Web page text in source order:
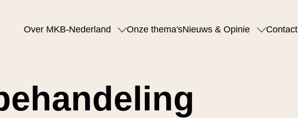
Over MKB-Nederland Onze thema'sNieuws & Opinie Contact